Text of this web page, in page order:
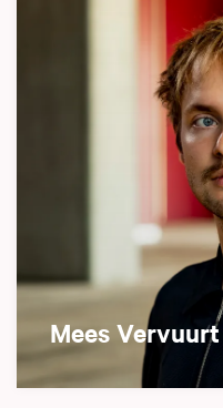
Mees Vervuurt